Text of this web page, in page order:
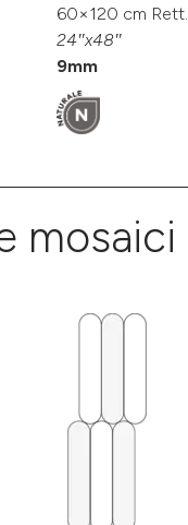
60×120 cm Rett.
24″x48″
9mm
mosaici